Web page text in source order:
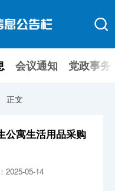
会议通知 党政事务
正文
公寓生活用品采购
2025-05-14